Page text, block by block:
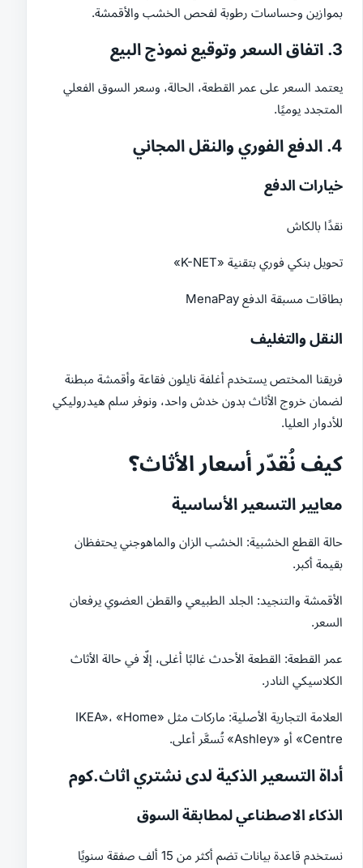
بموازين وحساسات رطوبة لفحص الخشب والأقمشة.
3. اتفاق السعر وتوقيع نموذج البيع
يعتمد السعر على عمر القطعة، الحالة، وسعر السوق الفعلي
المتجدد يوميًا.
4. الدفع الفوري والنقل المجاني
خيارات الدفع
نقدًا بالكاش
تحويل بنكي فوري بتقنية «K-NET»
بطاقات مسبقة الدفع MenaPay
النقل والتغليف
فريقنا المختص يستخدم أغلفة نايلون فقاعة وأقمشة مبطنة
لضمان خروج الأثاث بدون خدش واحد، ونوفر سلم هيدروليكي
للأدوار العليا.
كيف نُقدّر أسعار الأثاث؟
معايير التسعير الأساسية
حالة القطع الخشبية: الخشب الزان والماهوجني يحتفظان
بقيمة أكبر.
الأقمشة والتنجيد: الجلد الطبيعي والقطن العضوي يرفعان
السعر.
عمر القطعة: القطعة الأحدث غالبًا أغلى، إلّا في حالة الأثاث
الكلاسيكي النادر.
العلامة التجارية الأصلية: ماركات مثل «IKEA»، «Home
Centre» أو «Ashley» تُسعَّر أعلى.
أداة التسعير الذكية لدى نشتري اثاث.كوم
الذكاء الاصطناعي لمطابقة السوق
نستخدم قاعدة بيانات تضم أكثر من 15 ألف صفقة سنويًا